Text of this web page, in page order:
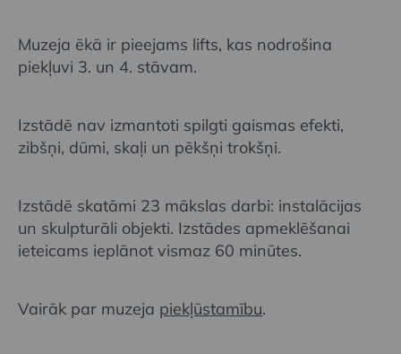
Muzeja ēkā ir pieejams lifts, kas nodrošina
piekļuvi 3. un 4. stāvam.
Izstādē nav izmantoti spilgti gaismas efekti,
zibšņi, dūmi, skaļi un pēkšņi trokšņi.
Izstādē skatāmi 23 mākslas darbi: instalācijas
un skulpturāli objekti. Izstādes apmeklēšanai
ieteicams ieplānot vismaz 60 minūtes.
Vairāk par muzeja piekļūstamību.